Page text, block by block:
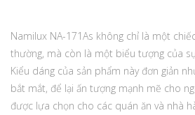
Namilux NA-171As không chỉ là một
thường, mà còn là một biểu tượng của
Kiểu dáng của sản phẩm này đơn giản
bắt mắt, để lại ấn tượng mạnh mẽ cho
được lựa chọn cho các quán ăn và nhà